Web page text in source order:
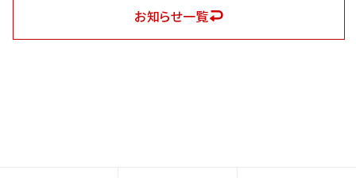
お知らせ一覧